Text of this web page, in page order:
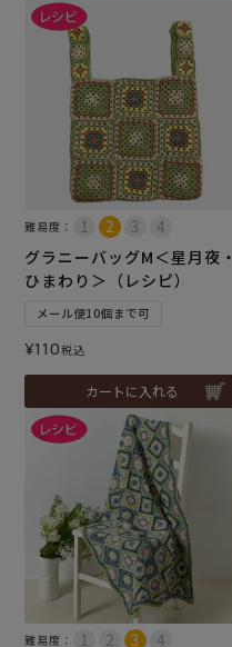
難易度：
グラニーバッグM＜星月夜・
ひまわり＞（レシピ）
メール便10個まで可
¥110税込
カートに入れる
難易度：